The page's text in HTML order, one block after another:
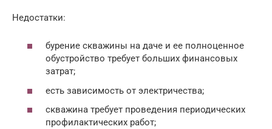
Недостатки:
бурение скважины на даче и ее полноценное
обустройство требует больших финансовых
затрат;
есть зависимость от электричества;
скважина требует проведения периодических
профилактических работ;